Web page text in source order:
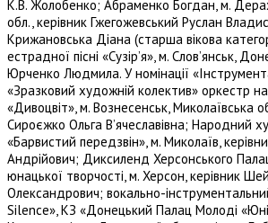
К.В. Жолобенко; Абраменко Богдан, м.
обл., керівник Гжегожевський Руслан
Крижановська Діана (старша вікова
естрадної пісні «Сузір’я», м. Слов’янськ,
Юрченко Людмила. У номінації
«Зразковий художній колектив» оркестр
«Дивоцвіт», м. Вознесенськ, Миколаївська
Сироєжко Ольга В’ячеславівна; Народний
«Барвистий передзвін», м. Миколаїв,
Андрійович; Диксиленд Херсонського
юнацької творчості, м. Херсон, керівник
Олександрович; вокально-
Silence», КЗ «Донецький Палац Молоді